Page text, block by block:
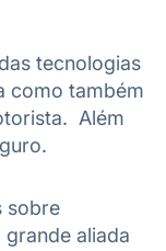
tecnologias
como também
Além
sobre
aliada